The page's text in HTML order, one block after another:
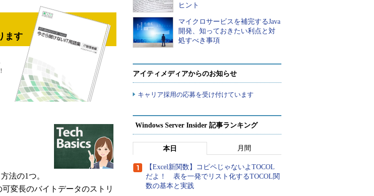
ます
法の1つ。
変長のバイトデータのストリ
ヒント
マイクロサービスを補完するJava
開発、知っておきたい利点と対
処すべき事項
アイティメディアからのお知らせ
キャリア採用の応募を受け付けています
Windows Server Insider 記事ランキング
本日 月間
【Excel新関数】コピペじゃないよTOCOL
だよ！ 表を一発でリスト化するTOCOL関
数の基本と実践